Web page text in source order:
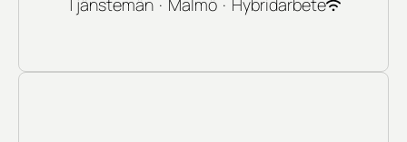
Tjänstemän · Malmö · Hybridarbete